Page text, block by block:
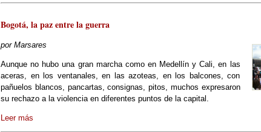
Bogotá, la paz entre la guerra
por Marsares
Aunque no hubo una gran marcha como en Medellín y Cali, en las
aceras, en los ventanales, en las azoteas, en los balcones, con
pañuelos blancos, pancartas, consignas, pitos, muchos expresaron
su rechazo a la violencia en diferentes puntos de la capital.
Leer más